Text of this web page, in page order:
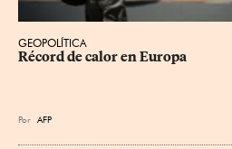
GEOPOLÍTICA
Récord de calor en Europa
Por AFP